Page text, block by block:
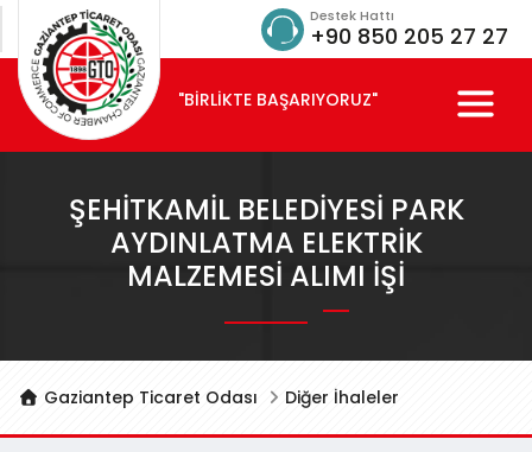
Destek Hattı
+90 850 205 27 27
"BİRLİKTE BAŞARIYORUZ"
ŞEHİTKAMİL BELEDİYESİ PARK
AYDINLATMA ELEKTRİK
MALZEMESİ ALIMI İŞİ
Gaziantep Ticaret Odası Diğer İhaleler